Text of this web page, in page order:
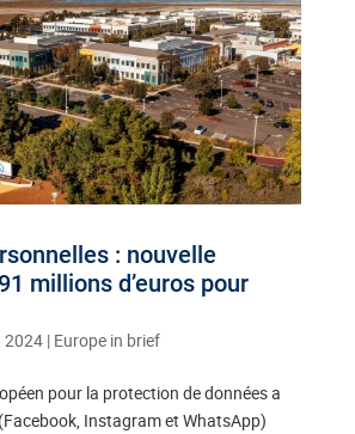
: nouvelle
millions d’euros pour
2024| Europe in brief
pour la protection de données a
Instagram et WhatsApp)